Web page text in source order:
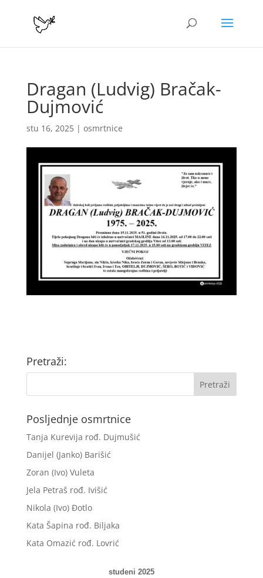
Dragan (Ludvig) Bračak-
Dujmović
stu 16, 2025| osmrtnice
Pretraži:
Posljednje osmrtnice
Tanja Kurevija rođ. Dujmušić
Danijel (Janko) Barišić
Zoran (Ivo) Vuleta
Jela Petraš rođ. Ivišić
Nikola (Ivo) Đotlo
Kata Šapina rođ. Biljaka
Kata Omazić rođ. Lovrić
studeni 2025